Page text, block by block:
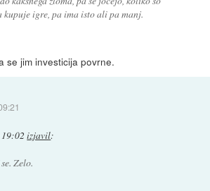
igre, pa ima isto ali pa manj.
se jim investicija povrne.
izjavil:
Zelo.